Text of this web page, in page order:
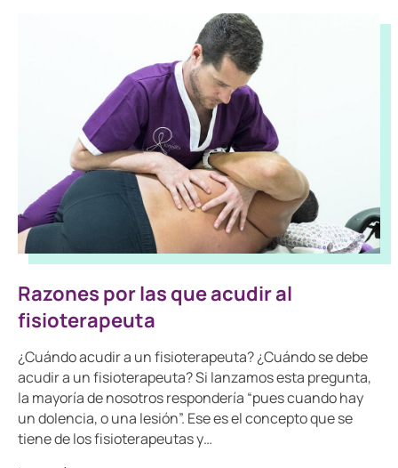
Razones por las que acudir al
fisioterapeuta
¿Cuándo acudir a un fisioterapeuta? ¿Cuándo se debe
acudir a un fisioterapeuta? Si lanzamos esta pregunta,
la mayoría de nosotros respondería “pues cuando hay
un dolencia, o una lesión”. Ese es el concepto que se
tiene de los fisioterapeutas y…